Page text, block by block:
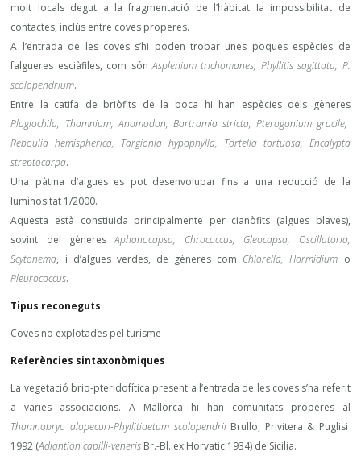
molt locals degut a la fragmentació de l’hàbitat Ia impossibilitat de
contactes, inclús entre coves properes.
A l’entrada de les coves s’hi poden trobar unes poques espècies de
falgueres esciàfiles, com sónAsplenium trichomanes, Phyllitis sagittata, P.
scolopendrium.
Entre la catifa de briòfits de la boca hi han espècies dels gèneres
Plagiochila, Thamnium, Anomodon, Bartramia stricta, Pterogonium gracile,
Reboulia hemispherica, Targionia hypophylla, Tortella tortuosa, Encalypta
streptocarpa.
Una pàtina d’algues es pot desenvolupar fins a una reducció de la
luminositat 1/2000.
Aquesta està constiuida principalmente per cianòfits (algues blaves),
sovint del gèneres Aphanocapsa, Chrococcus, Gleocapsa, Oscillatoria,
Scytonema, i d’algues verdes, de gèneres com Chlorella, Hormidium o
Pleurococcus.
Tipus reconeguts
Coves no explotades pel turisme
Referències sintaxonòmiques
La vegetació brio-pteridofítica present a l’entrada de les coves s’ha referit
a varies associacions. A Mallorca hi han comunitats properes al
Thamnobryo alopecuri-Phyllitidetum scolopendriiBrullo, Privitera & Puglisi
1992 (Adiantion capilli-veneris Br.-Bl. ex Horvatic 1934) de Sicilia.